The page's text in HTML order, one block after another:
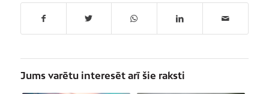
Jums varētu interesēt arī šie raksti